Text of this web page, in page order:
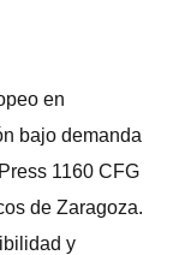
en
bajo demanda
1160 CFG
de Zaragoza.
y